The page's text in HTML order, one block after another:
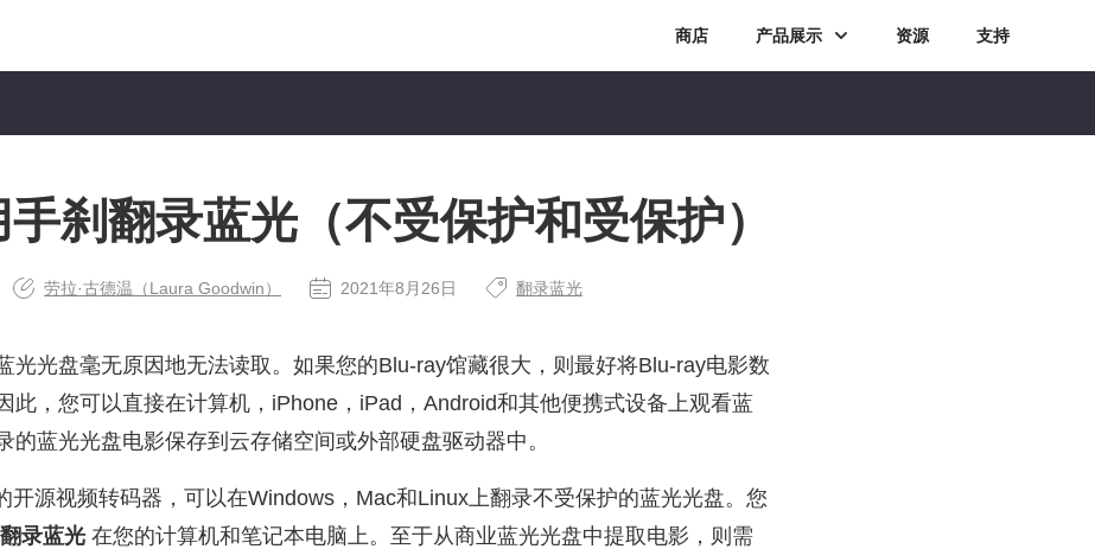
商店 产品展示 资源 支持
刹翻录蓝光（不受保护和受保护）
劳拉·古德温（Laura Goodwin） 2021年8月26日 翻录蓝光
光光盘毫无原因地无法读取。如果您的Blu-ray馆藏很大，则最好将Blu-ray电影数
此，您可以直接在计算机，iPhone，iPad，Android和其他便携式设备上观看蓝
的蓝光光盘电影保存到云存储空间或外部硬盘驱动器中。
开源视频转码器，可以在Windows，Mac和Linux上翻录不受保护的蓝光光盘。您
录蓝光 在您的计算机和笔记本电脑上。至于从商业蓝光光盘中提取电影，则需